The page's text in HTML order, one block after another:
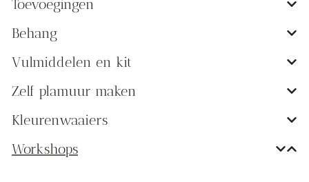
Toevoegingen
Behang
Vulmiddelen en kit
Zelf plamuur maken
Kleurenwaaiers
Workshops